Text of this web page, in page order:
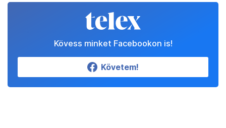
Kövess minket Facebookon is!
Követem!